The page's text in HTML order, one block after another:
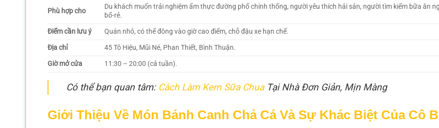
Phù hợp cho
Du khách muốn trải nghiệm ẩm thực đường phố chính thống, người yêu thích hải sản, người tìm kiếm bữa ăn
bổ-rẻ.
Điểm cần lưu ý
Quán nhỏ, có thể đông vào giờ cao điểm, chỗ đậu xe hạn chế.
Địa chỉ
45 Tô Hiệu, Mũi Né, Phan Thiết, Bình Thuận.
Giờ mở cửa
11:30 – 20:00 (cả tuần).
Có thể bạn quan tâm: Cách Làm Kem Sữa ChuaTại Nhà Đơn Giản, Mịn Màng
Giới Thiệu Về Món Bánh Canh Chả Cá Và Sự Khác Biệt Của Cô